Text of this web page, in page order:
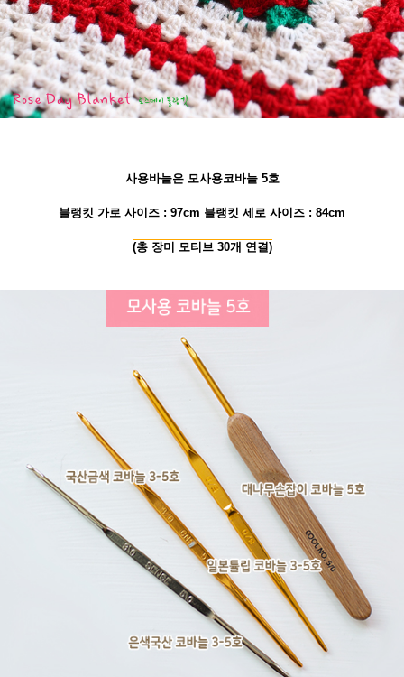
사용바늘은 모사용코바늘 5호
블랭킷 가로 사이즈 : 97cm 블랭킷 세로 사이즈 : 84cm
(총 장미 모티브 30개 연결)